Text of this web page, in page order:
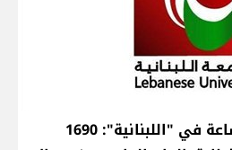
لجنة المتعاقدين بالساعة في "اللبنانية": 1690